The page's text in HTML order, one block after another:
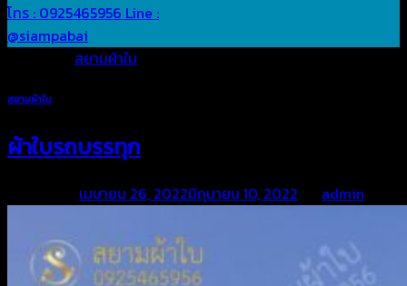
โทร : 0925465956 Line :
@siampabai
สยามผ้าใบ
สยามผ้าใบ
ผ้าใบรถบรรทุก
เมษายน 26, 2022มิถุนายน 10, 2022 admin